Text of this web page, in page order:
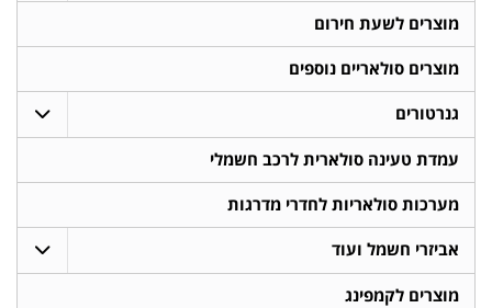
מוצרים לשעת חירום
מוצרים סולאריים נוספים
גנרטורים
עמדת טעינה סולארית לרכב חשמלי
מערכות סולאריות לחדרי מדרגות
אביזרי חשמל ועוד
מוצרים לקמפינג